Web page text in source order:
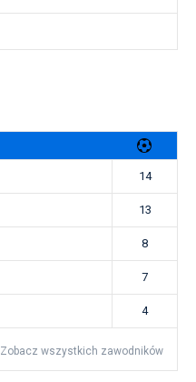
14
13
8
7
4
Zobacz wszystkich zawodników